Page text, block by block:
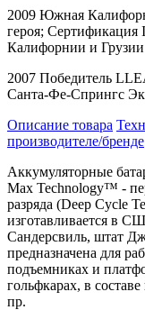
2009 Южная
героя; Сертификация
Калифорнии и Грузии
2007 Победитель
Санта-Фе-Спрингс
Описание товара
производителе/бренде
Аккумуляторные
Max Technology™ -
разряда (Deep Cycle
изготавливается в
Сандерсвиль, штат
предназначена для
подъемниках и
гольфкарах, в
пр.